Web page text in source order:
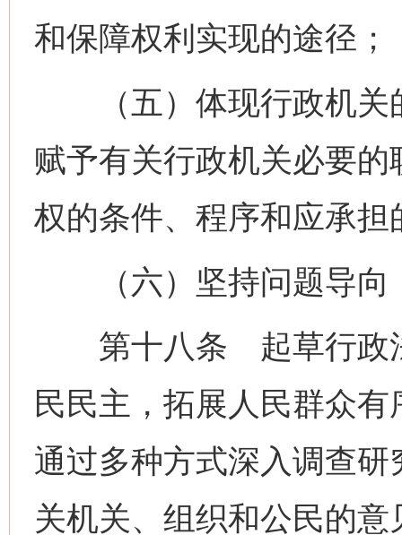
和保障权利实现的途径；
（五）体现行政机关
赋予有关行政机关必要
权的条件、程序和应承担
（六）坚持问题导向
第十八条 起草行政法
民民主，拓展人民群众
通过多种方式深入调查
关机关、组织和公民的